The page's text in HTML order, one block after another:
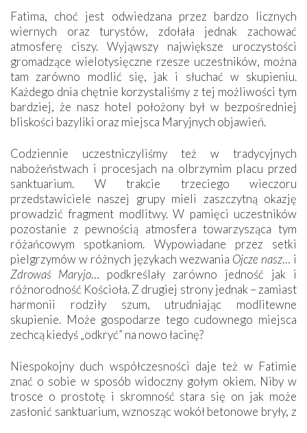
Fatima, choć jest odwiedzana przez bardzo licznych
wiernych oraz turystów, zdołała jednak zachować
atmosferę ciszy. Wyjąwszy największe uroczystości
gromadzące wielotysięczne rzesze uczestników, można
tam zarówno modlić się, jak i słuchać w skupieniu.
Każdego dnia chętnie korzystaliśmy z tej możliwości tym
bardziej, że nasz hotel położony był w bezpośredniej
bliskości bazyliki oraz miejsca Maryjnych objawień.
Codziennie uczestniczyliśmy też w tradycyjnych
nabożeństwach i procesjach na olbrzymim placu przed
sanktuarium. W trakcie trzeciego wieczoru
przedstawiciele naszej grupy mieli zaszczytną okazję
prowadzić fragment modlitwy. W pamięci uczestników
pozostanie z pewnością atmosfera towarzysząca tym
różańcowym spotkaniom. Wypowiadane przez setki
pielgrzymów w różnych językach wezwania Ojcze nasz… i
Zdrowaś Maryjo… podkreślały zarówno jedność jak i
różnorodność Kościoła. Z drugiej strony jednak – zamiast
harmonii rodziły szum, utrudniając modlitewne
skupienie. Może gospodarze tego cudownego miejsca
zechcą kiedyś „odkryć” na nowo łacinę?
Niespokojny duch współczesności daje też w Fatimie
znać o sobie w sposób widoczny gołym okiem. Niby w
trosce o prostotę i skromność stara się on jak może
zasłonić sanktuarium, wznosząc wokół betonowe bryły, z